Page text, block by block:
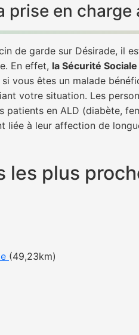
prise en charge
de garde sur Désirade, il
En effet, la Sécurité
si vous êtes un malade
votre situation. Les
patients en ALD (diabète,
liée à leur affection de
les plus
(49,23km)